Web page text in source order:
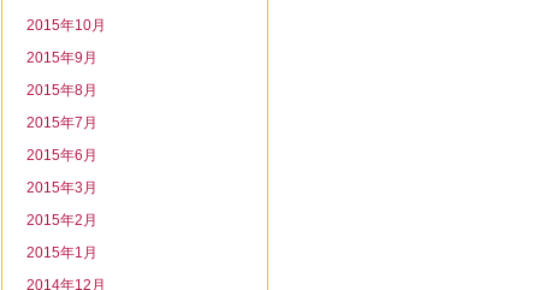
2015年10月
2015年9月
2015年8月
2015年7月
2015年6月
2015年3月
2015年2月
2015年1月
2014年12月